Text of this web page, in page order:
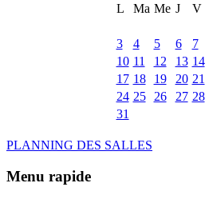
L
Ma Me J V
3
4 5 6 7
10 11 12 13 14
17 18 19 20 21
24 25 26 27 28
31
PLANNING DES SALLES
Menu rapide